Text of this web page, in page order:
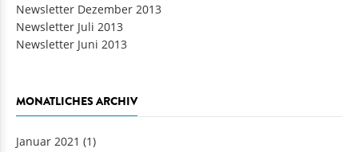
Newsletter Dezember 2013
Newsletter Juli 2013
Newsletter Juni 2013
MONATLICHES ARCHIV
Januar 2021 (1)